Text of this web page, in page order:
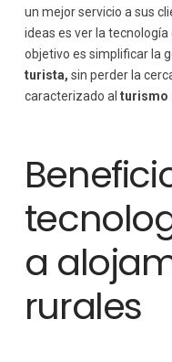
un mejor servicio a sus
ideas es ver la
objetivo es simplificar la
turista, sin perder la
caracterizado al turismo
a
rurales